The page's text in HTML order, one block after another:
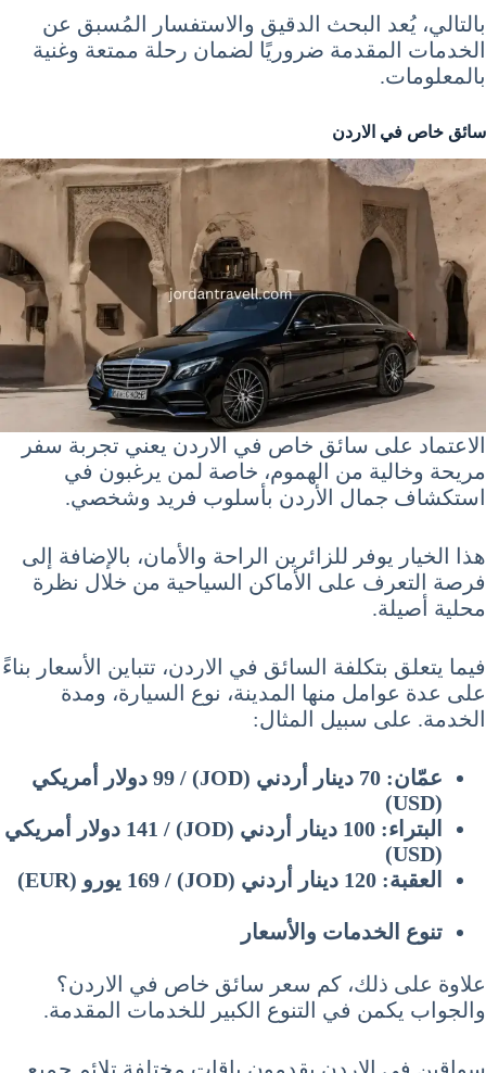
بالتالي، يُعد البحث الدقيق والاستفسار المُسبق عن
الخدمات المقدمة ضروريًا لضمان رحلة ممتعة وغنية
بالمعلومات.
سائق خاص في الاردن
الاعتماد على سائق خاص في الاردن يعني تجربة سفر
مريحة وخالية من الهموم، خاصة لمن يرغبون في
استكشاف جمال الأردن بأسلوب فريد وشخصي.
هذا الخيار يوفر للزائرين الراحة والأمان، بالإضافة إلى
فرصة التعرف على الأماكن السياحية من خلال نظرة
محلية أصيلة.
فيما يتعلق بتكلفة السائق في الاردن، تتباين الأسعار بناءً
على عدة عوامل منها المدينة، نوع السيارة، ومدة
الخدمة. على سبيل المثال:
عمّان: 70 دينار أردني (JOD) / 99 دولار أمريكي
(USD)
البتراء: 100 دينار أردني (JOD) / 141 دولار أمريكي
(USD)
العقبة: 120 دينار أردني (JOD) / 169 يورو (EUR)
تنوع الخدمات والأسعار
علاوة على ذلك، كم سعر سائق خاص في الاردن؟
والجواب يكمن في التنوع الكبير للخدمات المقدمة.